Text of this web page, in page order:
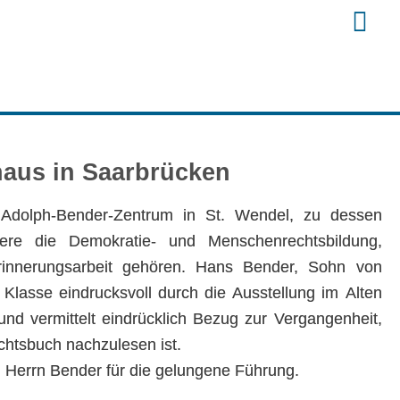
in Saarbrücken
Bender-Zentrum in St. Wendel, zu dessen
die Demokratie- und Menschenrechtsbildung,
gehören. Hans Bender, Sohn von
eindrucksvoll durch die Ausstellung im Alten
vermittelt eindrücklich Bezug zur Vergangenheit,
nachzulesen ist.
Bender für die gelungene Führung.